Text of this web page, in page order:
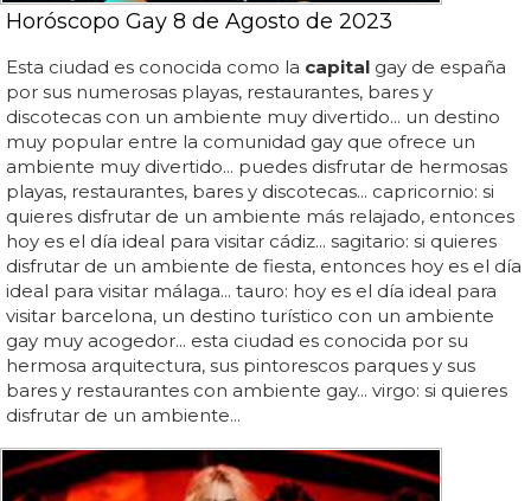
Horóscopo Gay 8 de Agosto de 2023
Esta ciudad es conocida como la capital gay de españa
por sus numerosas playas, restaurantes, bares y
discotecas con un ambiente muy divertido... un destino
muy popular entre la comunidad gay que ofrece un
ambiente muy divertido... puedes disfrutar de hermosas
playas, restaurantes, bares y discotecas... capricornio: si
quieres disfrutar de un ambiente más relajado, entonces
hoy es el día ideal para visitar cádiz... sagitario: si quieres
disfrutar de un ambiente de fiesta, entonces hoy es el día
ideal para visitar málaga... tauro: hoy es el día ideal para
visitar barcelona, un destino turístico con un ambiente
gay muy acogedor... esta ciudad es conocida por su
hermosa arquitectura, sus pintorescos parques y sus
bares y restaurantes con ambiente gay... virgo: si quieres
disfrutar de un ambiente...